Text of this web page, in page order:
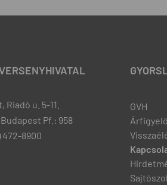
Riadó u. 5-11.
Pf.: 958
472-8900
GVH
Árfigyelő